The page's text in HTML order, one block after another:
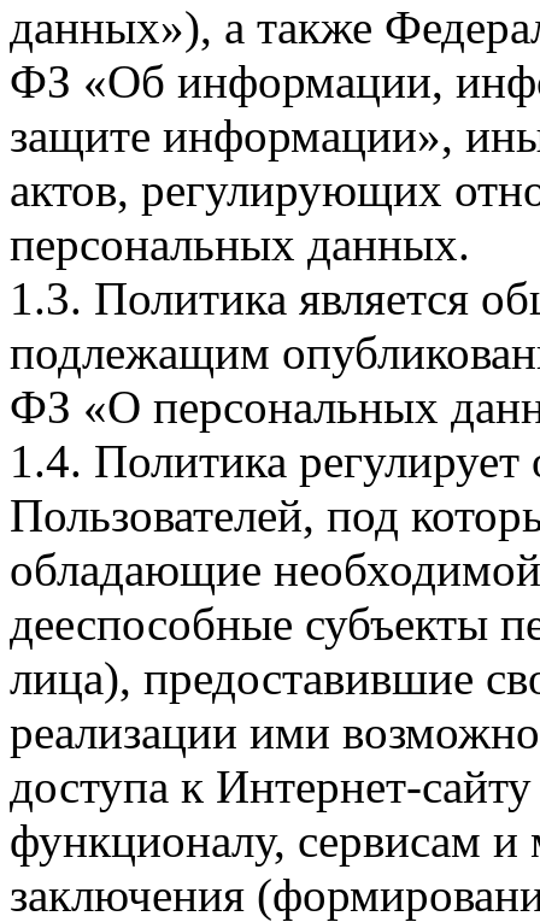
данных»), а также
ФЗ «Об информации,
защите информации»,
актов, регулирующих
персональных данных.
1.3. Политика является
подлежащим
ФЗ «О персональных
1.4. Политика
Пользователей, под
обладающие
дееспособные субъекты
лица), предоставившие
реализации ими
доступа к Интернет-
функционалу, сервисам и
заключения